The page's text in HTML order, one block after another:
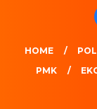
HOME
PMK